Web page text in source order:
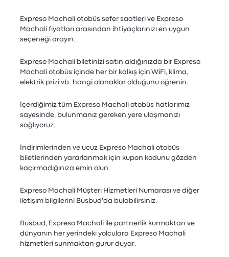
Expreso Machali otobüs sefer saatleri ve Expreso
Machali fiyatları arasından ihtiyaçlarınızı en uygun
seçeneği arayın.
Expreso Machali biletinizi satın aldığınızda bir Expreso
Machali otobüs içinde her bir kalkış için WiFi, klima,
elektrik prizi vb. hangi olanaklar olduğunu öğrenin.
İçerdiğimiz tüm Expreso Machali otobüs hatlarımız
sayesinde, bulunmanız gereken yere ulaşmanızı
sağlıyoruz.
İndirimlerinden ve ucuz Expreso Machali otobüs
biletlerinden yararlanmak için kupon kodunu gözden
kaçırmadığınıza emin olun.
Expreso Machali Müşteri Hizmetleri Numarası ve diğer
iletişim bilgilerini Busbud'da bulabilirsiniz.
Busbud, Expreso Machali ile partnerlik kurmaktan ve
dünyanın her yerindeki yolculara Expreso Machali
hizmetleri sunmaktan gurur duyar.